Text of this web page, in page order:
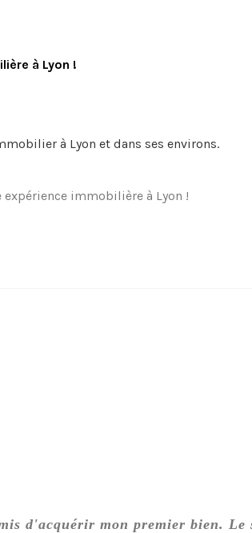
à Lyon !
à Lyon et dans ses environs.
expérience immobilière à Lyon !
d'acquérir mon premier bien. Le